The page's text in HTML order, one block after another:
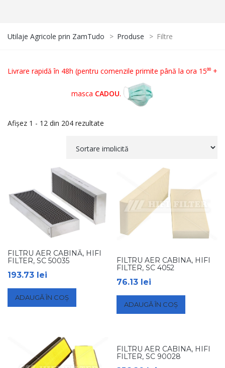
Utilaje Agricole prin ZamTudo > Produse > Filtre
Livrare rapidă în 48h (pentru comenzile primite până la ora 15⁰⁰ +
masca CADOU.
Afișez 1 - 12 din 204 rezultate
FILTRU AER CABINĂ, HIFI
FILTER, SC 50035
193.73 lei
ADAUGĂ ÎN COȘ
FILTRU AER CABINA, HIFI
FILTER, SC 4052
76.13 lei
ADAUGĂ ÎN COȘ
FILTRU AER CABINA, HIFI
FILTER, SC 90028